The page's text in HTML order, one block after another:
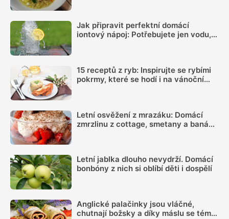
Jak připravit perfektní domácí
iontový nápoj: Potřebujete jen vodu,
15 receptů z ryb: Inspirujte se rybími
pokrmy, které se hodí i na vánoční
Letní osvěžení z mrazáku: Domácí
zmrzlinu z cottage, smetany a banánu
Letní jablka dlouho nevydrží. Domácí
bonbóny z nich si oblíbí děti i dospělí
Anglické palačinky jsou vláčné,
chutnají božsky a díky máslu se téměř